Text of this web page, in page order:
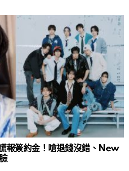
報簽約金！嗆退錢沒錯、New